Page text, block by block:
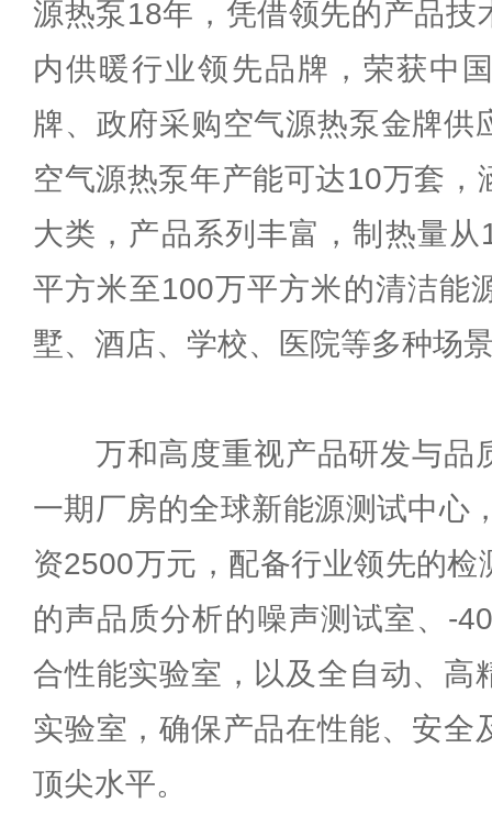
源热泵18年，凭借领先的产品技
内供暖行业领先品牌，荣获中
牌、政府采购空气源热泵金牌供
空气源热泵年产能可达10万套，
大类，产品系列丰富，制热量
平方米至100万平方米的清洁能
墅、酒店、学校、医院等多种场
万和高度重视产品研发与品
一期厂房的全球新能源测试中心
资2500万元，配备行业领先的
的声品质分析的噪声测试室、-
合性能实验室，以及全自动、高
实验室，确保产品在性能、安全
顶尖水平。